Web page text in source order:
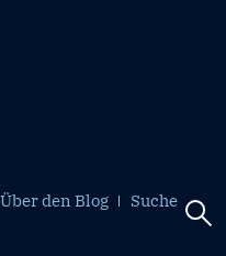
Über den Blog Suche